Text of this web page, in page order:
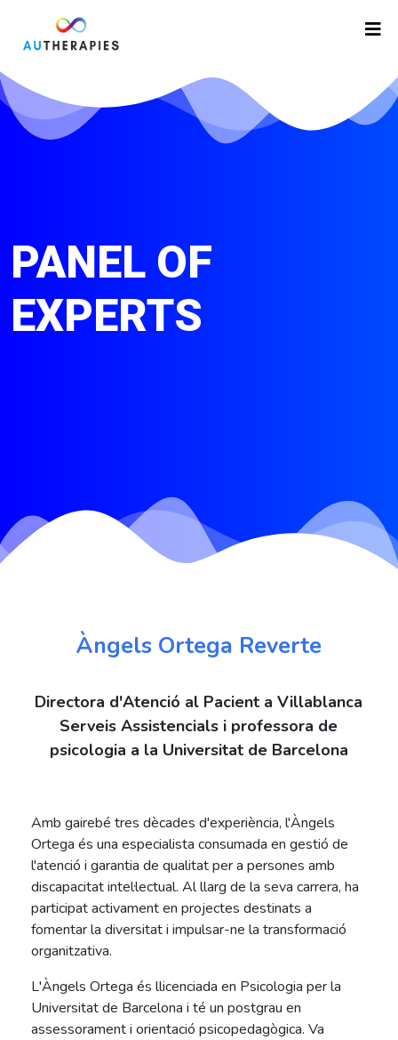
PANEL OF
EXPERTS
Àngels Ortega Reverte
Directora d'Atenció al Pacient a Villablanca
Serveis Assistencials i professora de
psicologia a la Universitat de Barcelona
Amb gairebé tres dècades d'experiència, l'Àngels
Ortega és una especialista consumada en gestió de
l'atenció i garantia de qualitat per a persones amb
discapacitat intel·lectual. Al llarg de la seva carrera, ha
participat activament en projectes destinats a
fomentar la diversitat i impulsar-ne la transformació
organitzativa.
L'Àngels Ortega és llicenciada en Psicologia per la
Universitat de Barcelona i té un postgrau en
assessorament i orientació psicopedagògica. Va